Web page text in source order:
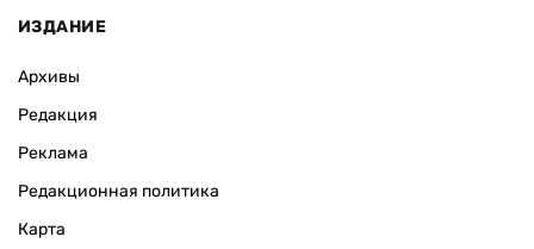
ИЗДАНИЕ
Архивы
Редакция
Реклама
Редакционная политика
Карта